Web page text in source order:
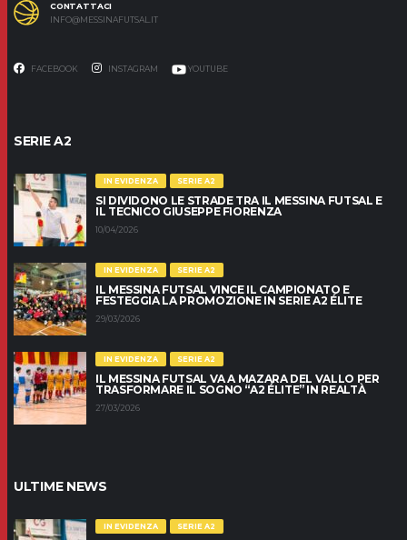
CONTATTACI
INFO@MESSINAFUTSAL.IT
FACEBOOK INSTAGRAM YOUTUBE
SERIE A2
IN EVIDENZA SERIE A2
SI DIVIDONO LE STRADE TRA IL MESSINA FUTSAL E
IL TECNICO GIUSEPPE FIORENZA
10/04/2026
IN EVIDENZA SERIE A2
IL MESSINA FUTSAL VINCE IL CAMPIONATO E
FESTEGGIA LA PROMOZIONE IN SERIE A2 ÉLITE
29/03/2026
IN EVIDENZA SERIE A2
IL MESSINA FUTSAL VA A MAZARA DEL VALLO PER
TRASFORMARE IL SOGNO “A2 ÉLITE” IN REALTÀ
27/03/2026
ULTIME NEWS
IN EVIDENZA SERIE A2